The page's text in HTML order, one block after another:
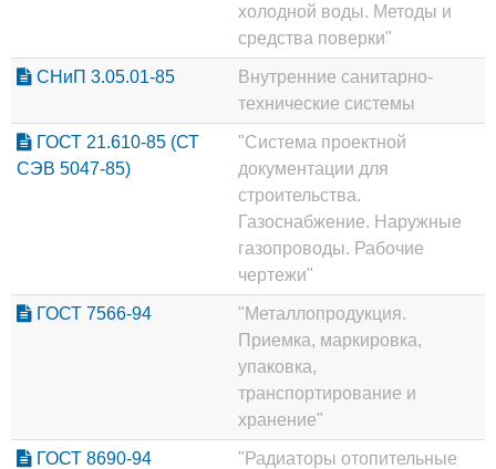
холодной воды. Методы и
средства поверки"
СНиП 3.05.01-85
Внутренние санитарно-
технические системы
ГОСТ 21.610-85 (СТ
СЭВ 5047-85)
"Система проектной
документации для
строительства.
Газоснабжение. Наружные
газопроводы. Рабочие
чертежи"
ГОСТ 7566-94
"Металлопродукция.
Приемка, маркировка,
упаковка,
транспортирование и
хранение"
ГОСТ 8690-94
"Радиаторы отопительные